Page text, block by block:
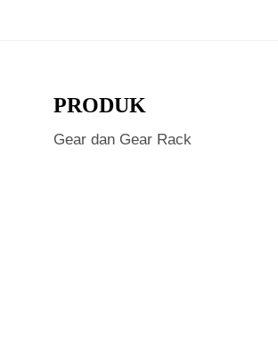
PRODUK
Gear dan Gear Rack